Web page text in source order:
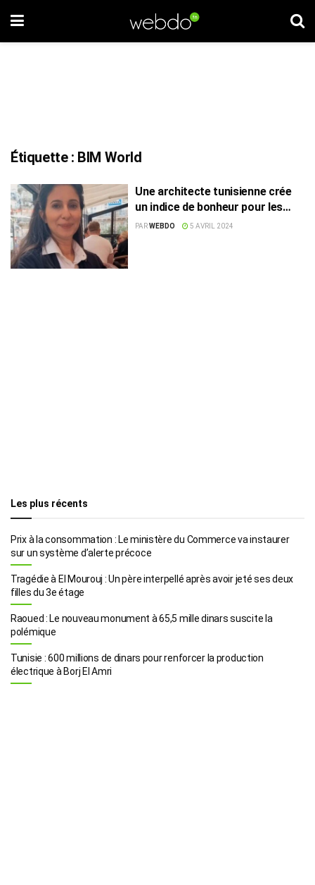
Étiquette : BIM World
Une architecte tunisienne crée
un indice de bonheur pour les
constructions
PARWEBDO 5 AVRIL 2024
Les plus récents
Prix à la consommation : Le ministère du Commerce va instaurer
sur un système d’alerte précoce
Tragédie à El Mourouj : Un père interpellé après avoir jeté ses deux
filles du 3e étage
Raoued : Le nouveau monument à 65,5 mille dinars suscite la
polémique
Tunisie : 600 millions de dinars pour renforcer la production
électrique à Borj El Amri